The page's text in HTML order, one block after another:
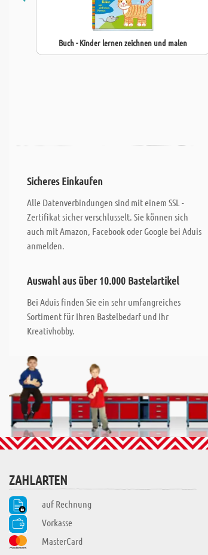
Buch - Kinder lernen zeichnen und malen
Sicheres Einkaufen
Alle Datenverbindungen sind mit einem SSL -
Zertifikat sicher verschlusselt. Sie können sich
auch mit Amazon, Facebook oder Google bei Aduis
anmelden.
Auswahl aus über 10.000 Bastelartikel
Bei Aduis finden Sie ein sehr umfangreiches
Sortiment für Ihren Bastelbedarf und Ihr
Kreativhobby.
ZAHLARTEN
auf Rechnung
Vorkasse
MasterCard